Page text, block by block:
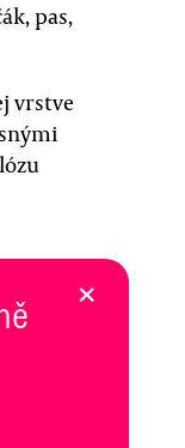
pas,
vrstve
×